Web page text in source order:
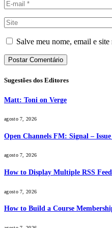
Salve meu nome, email e
Sugestões dos Editores
Matt: Toni on Verge
agosto 7, 2026
Open Channels FM: Signal – Issue
agosto 7, 2026
How to Display Multiple RSS
agosto 7, 2026
How to Build a Course